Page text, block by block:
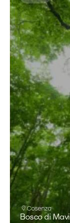
Cosenza
Bosco di